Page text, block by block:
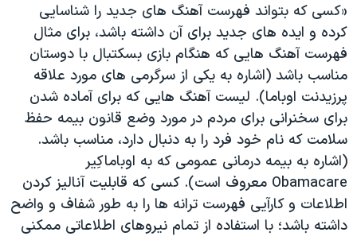
«کسی که بتواند فهرست آهنگ های جدید را شناسایی
کرده و ایده های جدید برای آن داشته باشد، برای مثال
فهرست آهنگ هایی که هنگام بازی بسکتبال با دوستان
مناسب باشد (اشاره به یکی از سرگرمی های مورد علاقه
پرزیدنت اوباما). لیست آهنگ هایی که برای آماده شدن
برای سخنرانی برای مردم در مورد وضع قانون بیمه حفظ
سلامت که نام خود فرد را به دنبال دارد، مناسب باشد.
(اشاره به بیمه درمانی عمومی که به اوباماکِیر
Obamacare معروف است). کسی که قابلیت آنالیز کردن
اطلاعات و کارآیی فهرست ترانه ها را به طور شفاف و واضح
داشته باشد؛ با استفاده از تمام نیروهای اطلاعاتی ممکنی